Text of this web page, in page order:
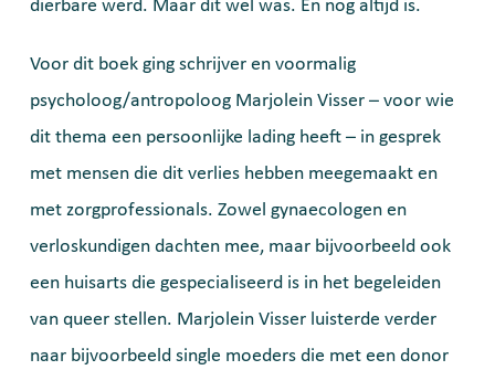
dierbare werd. Maar dit wel was. En nog altijd is.
Voor dit boek ging schrijver en voormalig
psycholoog/antropoloog Marjolein Visser – voor wie
dit thema een persoonlijke lading heeft – in gesprek
met mensen die dit verlies hebben meegemaakt en
met zorgprofessionals. Zowel gynaecologen en
verloskundigen dachten mee, maar bijvoorbeeld ook
een huisarts die gespecialiseerd is in het begeleiden
van queer stellen. Marjolein Visser luisterde verder
naar bijvoorbeeld single moeders die met een donor